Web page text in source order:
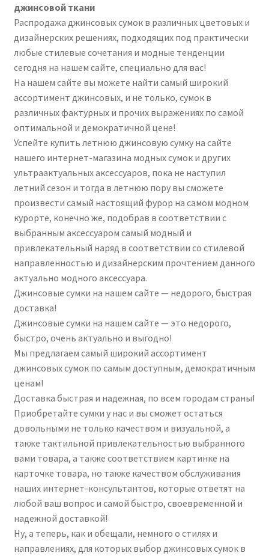
джинсовой ткани
Распродажа джинсовых сумокв различных цветовых и
дизайнерских решениях, подходящих под практически
любые стилевые сочетания и модные тенденции
сегодня на нашем сайте, специально для вас!
На нашем сайте вы можете найти самый широкий
ассортимент джинсовых, и не только, сумок в
различных фактурных и прочих выражениях по самой
оптимальной и демократичной цене!
Успейте купить летнюю джинсовую сумку на сайте
нашего интернет-магазина модных сумок и других
ультраактуальных аксессуаров, пока не наступил
летний сезон и тогда в летнюю пору вы сможете
произвести самый настоящий фурор на самом модном
курорте, конечно же, подобрав в соответствии с
выбранным аксессуаром самый модный и
привлекательный наряд в соответствии со стилевой
направленностью и дизайнерским прочтением данного
актуально модного аксессуара.
Джинсовые сумки на нашем сайте — недорого, быстрая
доставка!
Джинсовые сумки на нашем сайте — это недорого,
быстро, очень актуально и выгодно!
Мы предлагаем самый широкий ассортимент
джинсовых сумок по самым доступным, демократичным
ценам!
Доставка быстрая и надежная, по всем городам страны!
Приобретайте сумки у нас и вы сможет остаться
довольными не только качеством и визуальной, а
также тактильной привлекательностью выбранного
вами товара, а также соответствием картинке на
карточке товара, но также качеством обслуживания
наших интернет-консультантов, которые ответят на
любой ваш вопрос и самой быстро, своевременной и
надежной доставкой!
Ну, а теперь, как и обещали, немного о стилях и
направлениях, для которых выбор джинсовых сумок в